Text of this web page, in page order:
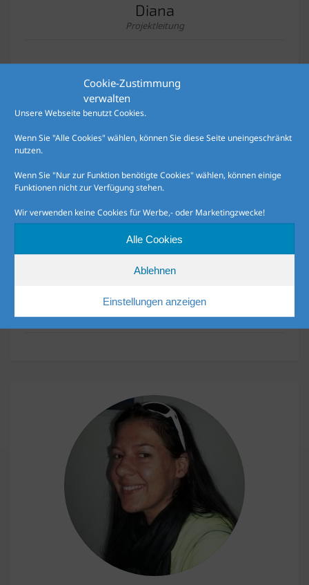
Cookie-Zustimmung
verwalten
Unsere Webseite benutzt Cookies.
Wenn Sie "Alle Cookies" wählen, können Sie diese Seite uneingeschränkt
nutzen.
Wenn Sie "Nur zur Funktion benötigte Cookies" wählen, können einige
Funktionen nicht zur Verfügung stehen.
Wir verwenden keine Cookies für Werbe,- oder Marketingzwecke!
Alle Cookies
Ablehnen
Einstellungen anzeigen
Diana
Projektleitung
Christian
Catering / Freelancer